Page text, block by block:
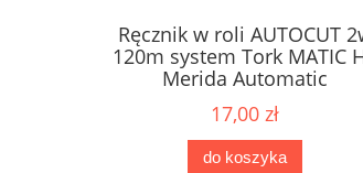
Ręcznik w roli AUTOCUT
120m system Tork MATIC
Merida Automatic
17,00 zł
do koszyka